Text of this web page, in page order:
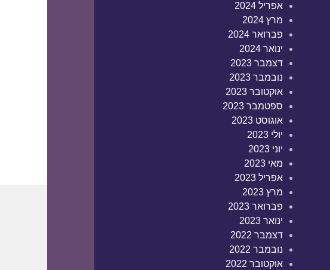
אפריל 2024
מרץ 2024
פברואר 2024
ינואר 2024
דצמבר 2023
נובמבר 2023
אוקטובר 2023
ספטמבר 2023
אוגוסט 2023
יולי 2023
יוני 2023
מאי 2023
אפריל 2023
מרץ 2023
פברואר 2023
ינואר 2023
דצמבר 2022
נובמבר 2022
אוקטובר 2022